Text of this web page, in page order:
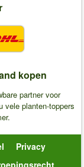
kopen
partner voor
vele planten-toppers
Privacy